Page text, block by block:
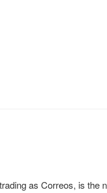
as Correos, is the